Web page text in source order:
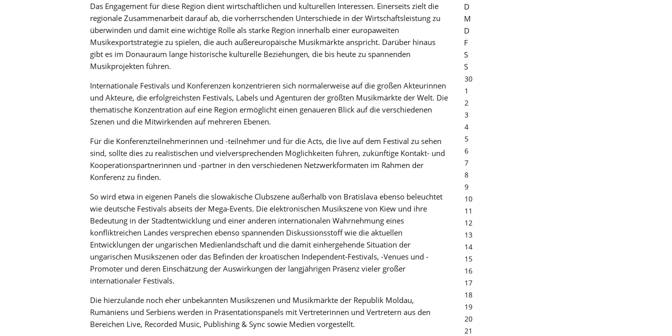
Das Engagement für diese Region dient wirtschaftlichen und kulturellen Interessen. Einerseits zielt die
regionale Zusammenarbeit darauf ab, die vorherrschenden Unterschiede in der Wirtschaftsleistung zu
überwinden und damit eine wichtige Rolle als starke Region innerhalb einer europaweiten
Musikexportstrategie zu spielen, die auch außereuropäische Musikmärkte anspricht. Darüber hinaus
gibt es im Donauraum lange historische kulturelle Beziehungen, die bis heute zu spannenden
Musikprojekten führen.
Internationale Festivals und Konferenzen konzentrieren sich normalerweise auf die großen Akteurinnen
und Akteure, die erfolgreichsten Festivals, Labels und Agenturen der größten Musikmärkte der Welt. Die
thematische Konzentration auf eine Region ermöglicht einen genaueren Blick auf die verschiedenen
Szenen und die Mitwirkenden auf mehreren Ebenen.
Für die Konferenzteilnehmerinnen und -teilnehmer und für die Acts, die live auf dem Festival zu sehen
sind, sollte dies zu realistischen und vielversprechenden Möglichkeiten führen, zukünftige Kontakt- und
Kooperationspartnerinnen und -partner in den verschiedenen Netzwerkformaten im Rahmen der
Konferenz zu finden.
So wird etwa in eigenen Panels die slowakische Clubszene außerhalb von Bratislava ebenso beleuchtet
wie deutsche Festivals abseits der Mega-Events. Die elektronischen Musikszene von Kiew und ihre
Bedeutung in der Stadtentwicklung und einer anderen internationalen Wahrnehmung eines
konfliktreichen Landes versprechen ebenso spannenden Diskussionsstoff wie die aktuellen
Entwicklungen der ungarischen Medienlandschaft und die damit einhergehende Situation der
ungarischen Musikszenen oder das Befinden der kroatischen Independent-Festivals, -Venues und -
Promoter und deren Einschätzung der Auswirkungen der langjährigen Präsenz vieler großer
internationaler Festivals.
Die hierzulande noch eher unbekannten Musikszenen und Musikmärkte der Republik Moldau,
Rumäniens und Serbiens werden in Präsentationspanels mit Vertreterinnen und Vertretern aus den
Bereichen Live, Recorded Music, Publishing & Sync sowie Medien vorgestellt.
D
M
D
F
S
S
30
1
2
3
4
5
6
7
8
9
10
11
12
13
14
15
16
17
18
19
20
21